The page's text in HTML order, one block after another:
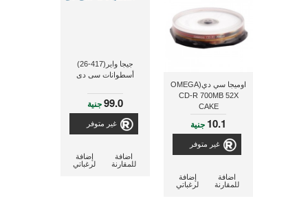
اوميجا سي دي(OMEGA
CD-R 700MB 52X
CAKE
10.1 جنية
غير متوفر
إضافة
لرغباتي
اضافة
للمقارنة
جيجا واير(417-26)
أسطوانات سى دى
99.0جنية
غير متوفر
إضافة
لرغباتي
اضافة
للمقارنة